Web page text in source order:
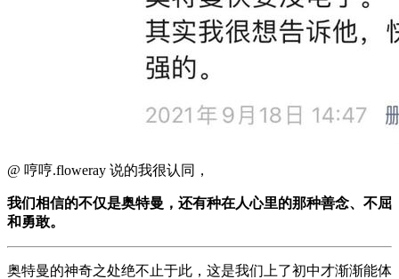
@ 哼哼.floweray 说的我很认同，
我们相信的不仅是奥特曼，还有种在人心里的那种善念、不屈
和勇敢。
奥特曼的神奇之处绝不止于此，这是我们上了初中才渐渐能体